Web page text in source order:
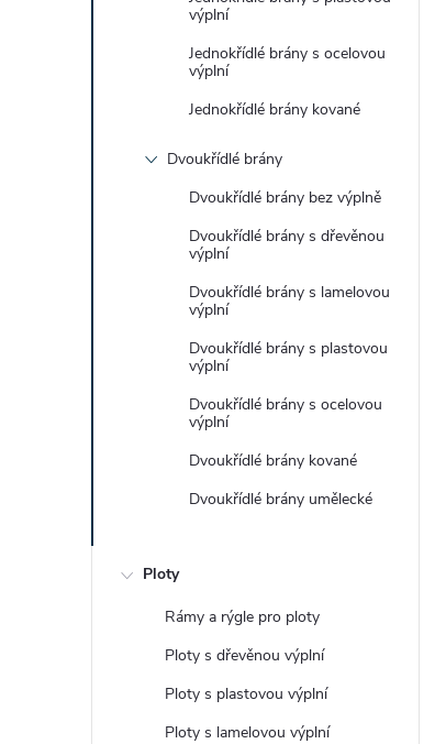
výplní
Jednokřídlé brány s ocelovou
výplní
Jednokřídlé brány kované
Dvoukřídlé brány
Dvoukřídlé brány bez výplně
Dvoukřídlé brány s dřevěnou
výplní
Dvoukřídlé brány s lamelovou
výplní
Dvoukřídlé brány s plastovou
výplní
Dvoukřídlé brány s ocelovou
výplní
Dvoukřídlé brány kované
Dvoukřídlé brány umělecké
Ploty
Rámy a rýgle pro ploty
Ploty s dřevěnou výplní
Ploty s plastovou výplní
Ploty s lamelovou výplní